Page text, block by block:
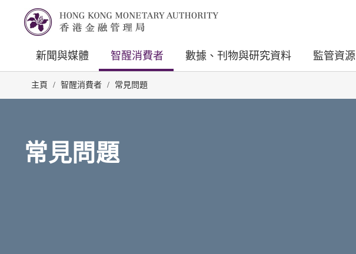
新聞與媒體 智醒消費者 數據、刊物與研究資料 監管資源
主頁 / 智醒消費者 / 常見問題
常見問題